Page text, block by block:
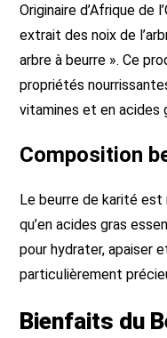
Originaire d’Afrique de
extrait des noix de
arbre à beurre ». Ce
propriétés
vitamines et en acides
Composition
Le beurre de karité est
qu’en acides gras
pour hydrater, apaiser
particulièrement
Bienfaits du